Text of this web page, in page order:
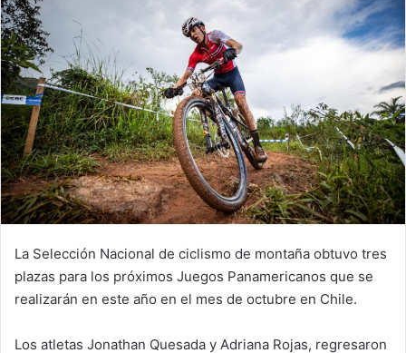
La Selección Nacional de ciclismo de montaña obtuvo tres
plazas para los próximos Juegos Panamericanos que se
realizarán en este año en el mes de octubre en Chile.
Los atletas Jonathan Quesada y Adriana Rojas, regresaron